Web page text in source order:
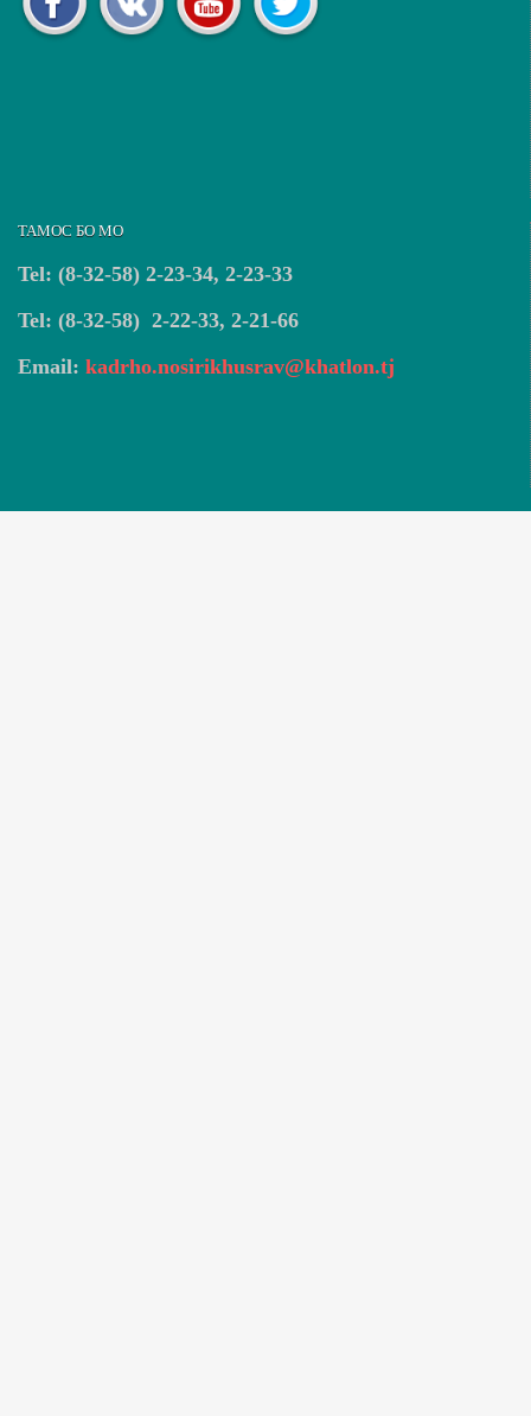
ТАМОС БО МО
Tel: (8-32-58) 2-23-34, 2-23-33
Tel: (8-32-58) 2-22-33, 2-21-66
Email: kadrho.nosirikhusrav@khatlon.tj